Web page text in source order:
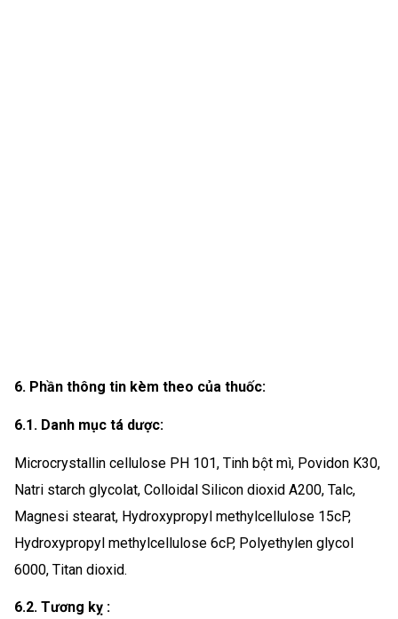
6. Phần thông tin kèm theo của thuốc:
6.1. Danh mục tá dược:
Microcrystallin cellulose PH 101, Tinh bột mì, Povidon K30,
Natri starch glycolat, Colloidal Silicon dioxid A200, Talc,
Magnesi stearat, Hydroxypropyl methylcellulose 15cP,
Hydroxypropyl methylcellulose 6cP, Polyethylen glycol
6000, Titan dioxid.
6.2. Tương kỵ :